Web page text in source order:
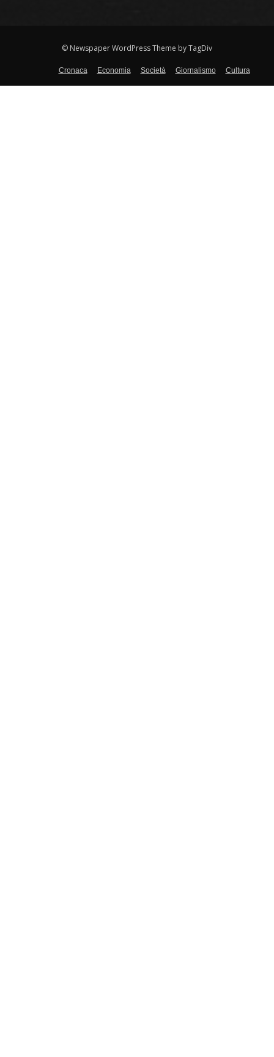
© Newspaper WordPress Theme by TagDiv
Cronaca Economia Società Giornalismo Cultura